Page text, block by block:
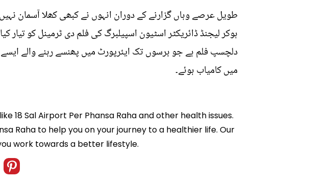
طویل عرصے وہاں گزارنے کے دوران انہوں نے کبھی کھلا آسمان
ہوکر لیجنڈ ڈائریکٹر اسٹیون اسپیلبرگ کی فلم دی ٹرمینل کو تیار
دلچسپ فلم ہے جو برسوں تک ایئرپورٹ میں پھنسے رہنے والے
میں کامیاب ہوئے۔
18 Sal Airport Per Phansa Raha and other health issues.
Raha to help you on your journey to a healthier life. Our
work towards a better lifestyle.